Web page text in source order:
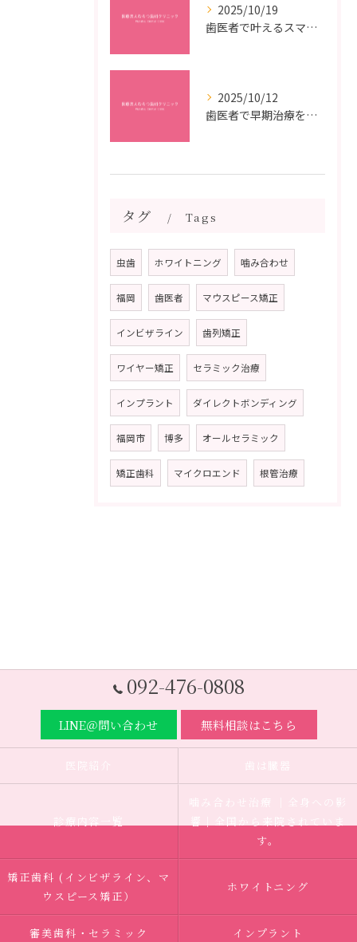
2025/10/19
歯医者で叶えるスマイルメイクオーバーなら福岡県福岡市博多区博多駅前の最新矯正治療解説
2025/10/12
歯医者で早期治療を受けるメリットと虫歯悪化を防ぐ最短ステップ
タグ Tags
虫歯 ホワイトニング 噛み合わせ
福岡 歯医者 マウスピース矯正
インビザライン 歯列矯正
ワイヤー矯正 セラミック治療
インプラント ダイレクトボンディング
福岡市 博多 オールセラミック
矯正歯科 マイクロエンド 根管治療
092-476-0808
LINE＠問い合わせ 無料相談はこちら
医院紹介 歯は臓器
診療内容一覧
噛み合わせ治療 ｜全身への影
響｜全国から来院されていま
す。
矯正歯科 (インビザライン、マ
ウスピース矯正）
ホワイトニング
審美歯科・セラミック インプラント